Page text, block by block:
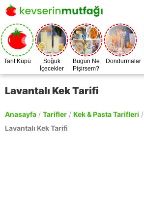
Tarif Küpü
Soğuk
İçecekler
Bugün Ne
Pişirsem?
Dondurmalar
Lavantalı Kek Tarifi
Anasayfa / Tarifler / Kek & Pasta Tarifleri /
Lavantalı Kek Tarifi